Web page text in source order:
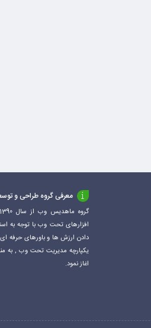
معرفی گروه طراحی و
افزارهای تحت وب با توجه به
دادن ارزش ها و باورهای حرفه
یکپارچه مدیریت تحت وب , به
اغاز نمود.